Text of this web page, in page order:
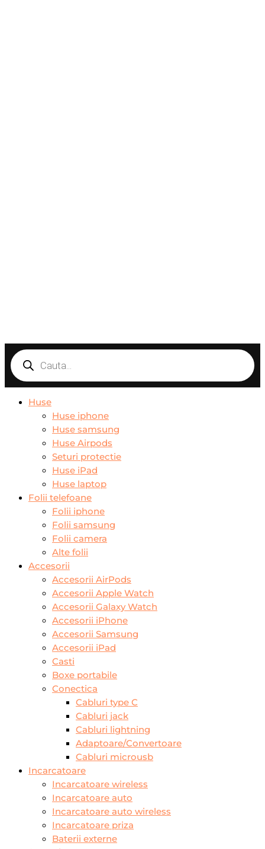
Products
search
Huse
Huse iphone
Huse samsung
Huse Airpods
Seturi protectie
Huse iPad
Huse laptop
Folii telefoane
Folii iphone
Folii samsung
Folii camera
Alte folii
Accesorii
Accesorii AirPods
Accesorii Apple Watch
Accesorii Galaxy Watch
Accesorii iPhone
Accesorii Samsung
Accesorii iPad
Casti
Boxe portabile
Conectica
Cabluri type C
Cabluri jack
Cabluri lightning
Adaptoare/Convertoare
Cabluri microusb
Incarcatoare
Incarcatoare wireless
Incarcatoare auto
Incarcatoare auto wireless
Incarcatoare priza
Baterii externe